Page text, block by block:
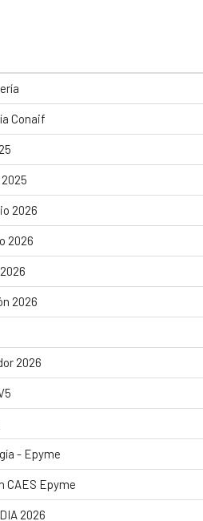
Conaif
2026
2026
2026
2026
- Epyme
CAES Epyme
2026